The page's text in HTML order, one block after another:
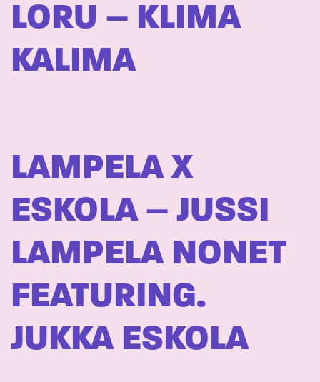
LORU – KLIMA
KALIMA
LAMPELA X
ESKOLA – JUSSI
LAMPELA NONET
FEATURING.
JUKKA ESKOLA